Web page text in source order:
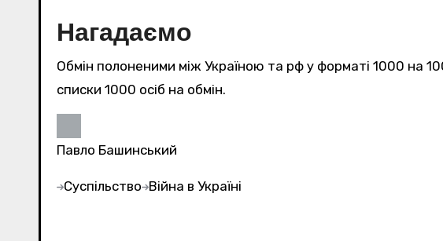
Нагадаємо
Обмін полоненими між Україною та рф у форматі 1000 на
списки 1000 осіб на обмін.
Павло Башинський
Суспільство Війна в Україні